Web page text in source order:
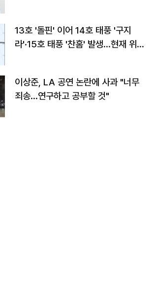
13호 '돌핀' 이어 14호 태풍 '구지
라'·15호 태풍 '찬홈' 발생…현재 위
이상준, LA 공연 논란에 사과 "너무
죄송…연구하고 공부할 것"